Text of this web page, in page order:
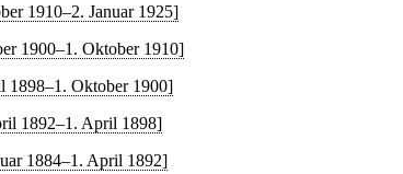
1910–2. Januar 1925]
1900–1. Oktober 1910]
1898–1. Oktober 1900]
1892–1. April 1898]
1884–1. April 1892]